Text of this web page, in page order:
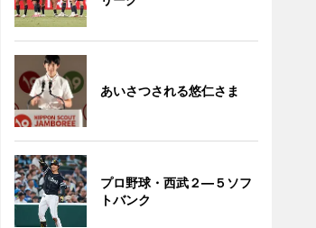
あいさつされる悠仁さま
プロ野球・西武２―５ソフ
トバンク